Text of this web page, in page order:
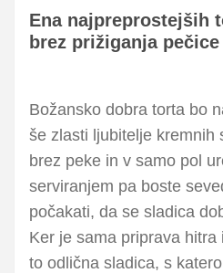
Ena najpreprostejših
brez prižiganja pečice
Božansko dobra torta bo
še zlasti ljubitelje kremnih
brez peke in v samo pol
serviranjem pa boste
počakati, da se sladica
Ker je sama priprava
to odlična sladica, s